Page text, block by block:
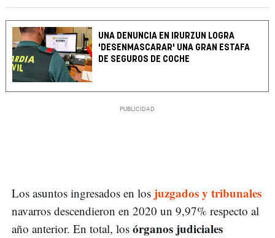
UNA DENUNCIA EN IRURZUN LOGRA
'DESENMASCARAR' UNA GRAN ESTAFA
DE SEGUROS DE COCHE
Los asuntos ingresados en los juzgados y tribunales
navarros descendieron en 2020 un 9,97% respecto al
año anterior. En total, los órganos judiciales